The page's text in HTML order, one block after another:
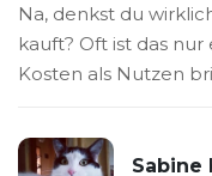
Na, denkst du
kauft? Oft ist das
Kosten als Nutzen
Sabine